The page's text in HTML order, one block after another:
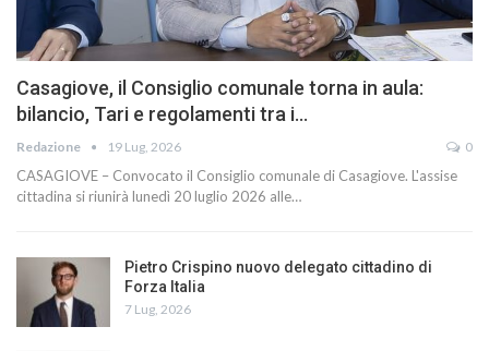
Casagiove, il Consiglio comunale torna in aula:
bilancio, Tari e regolamenti tra i…
Redazione 19 Lug, 2026 0
CASAGIOVE – Convocato il Consiglio comunale di Casagiove. L'assise
cittadina si riunirà lunedì 20 luglio 2026 alle…
Pietro Crispino nuovo delegato cittadino di
Forza Italia
7 Lug, 2026